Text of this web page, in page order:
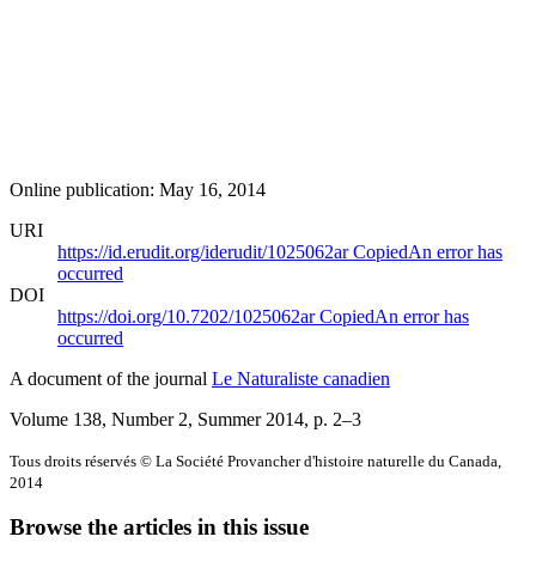
Online publication: May 16, 2014
URI
https://id.erudit.org/iderudit/1025062arCopiedAn error has
occurred
DOI
https://doi.org/10.7202/1025062arCopiedAn error has
occurred
A document of the journal Le Naturaliste canadien
Volume 138, Number 2, Summer 2014, p. 2–3
Tous droits réservés © La Société Provancher d'histoire naturelle du Canada,
2014
Browse the articles in this issue